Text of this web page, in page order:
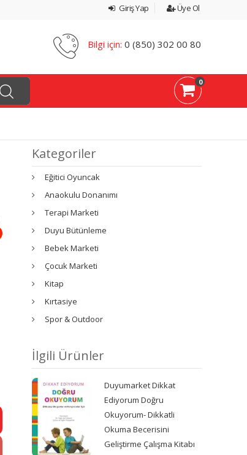
Giriş Yap Üye Ol
Bilgi için: 0 (850) 302 00 80
0
Kategoriler
Eğitici Oyuncak
Anaokulu Donanımı
Terapi Marketi
Duyu Bütünleme
Bebek Marketi
Çocuk Marketi
Kitap
Kırtasiye
Spor & Outdoor
İlgili Ürünler
Duyumarket Dikkat
Ediyorum Doğru
Okuyorum- Dikkatli
Okuma Becerisini
Geliştirme Çalışma Kitabı